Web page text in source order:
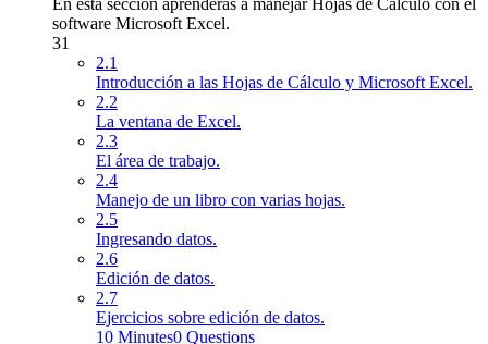
En esta sección aprenderás a manejar Hojas de Cálculo con el
software Microsoft Excel.
31
2.1
Introducción a las Hojas de Cálculo y Microsoft Excel.
2.2
La ventana de Excel.
2.3
El área de trabajo.
2.4
Manejo de un libro con varias hojas.
2.5
Ingresando datos.
2.6
Edición de datos.
2.7
Ejercicios sobre edición de datos.
10 Minutes0 Questions